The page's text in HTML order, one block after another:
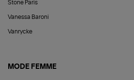
Stone Paris
Vanessa Baroni
Vanrycke
MODE FEMME